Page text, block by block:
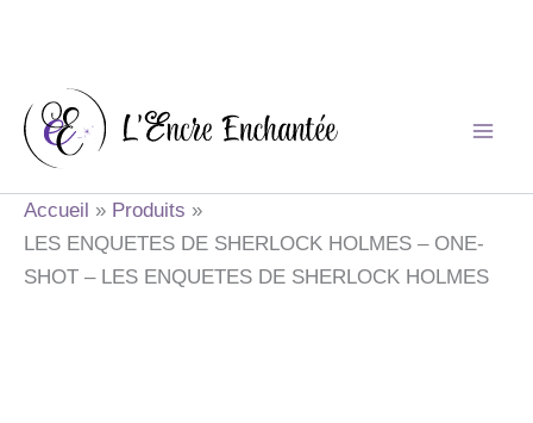
contenu
Accueil
Produits
LES ENQUETES DE SHERLOCK HOLMES – ONE-
SHOT – LES ENQUETES DE SHERLOCK HOLMES